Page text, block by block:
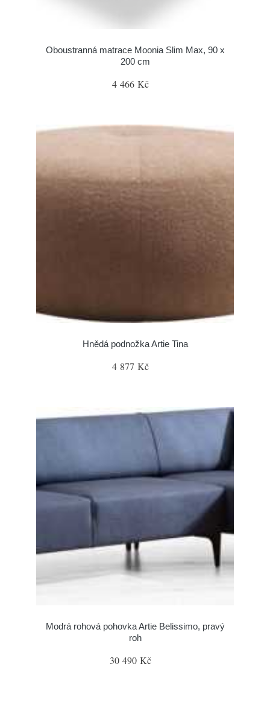
Oboustranná matrace Moonia Slim Max, 90 x
200 cm
4 466 Kč
Hnědá podnožka Artie Tina
4 877 Kč
Modrá rohová pohovka Artie Belissimo, pravý
roh
30 490 Kč